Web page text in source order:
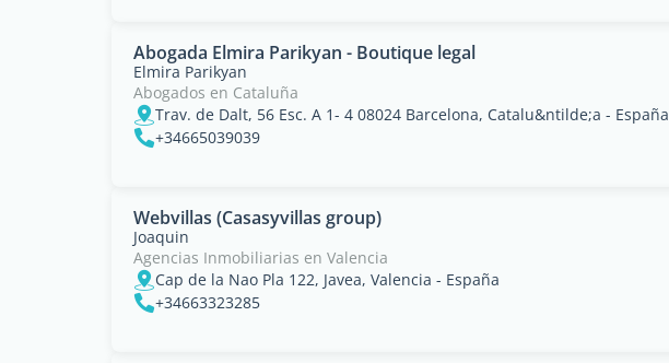
Abogada Elmira Parikyan - Boutique legal
Elmira Parikyan
Abogados en Cataluña
Trav. de Dalt, 56 Esc. A 1- 4 08024 Barcelona, Catalu&ntilde;a - España
+34665039039
Webvillas (Casasyvillas group)
Joaquin
Agencias Inmobiliarias en Valencia
Cap de la Nao Pla 122, Javea, Valencia - España
+34663323285